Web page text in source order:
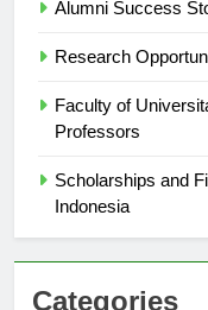
Faculty of
Scholarships and